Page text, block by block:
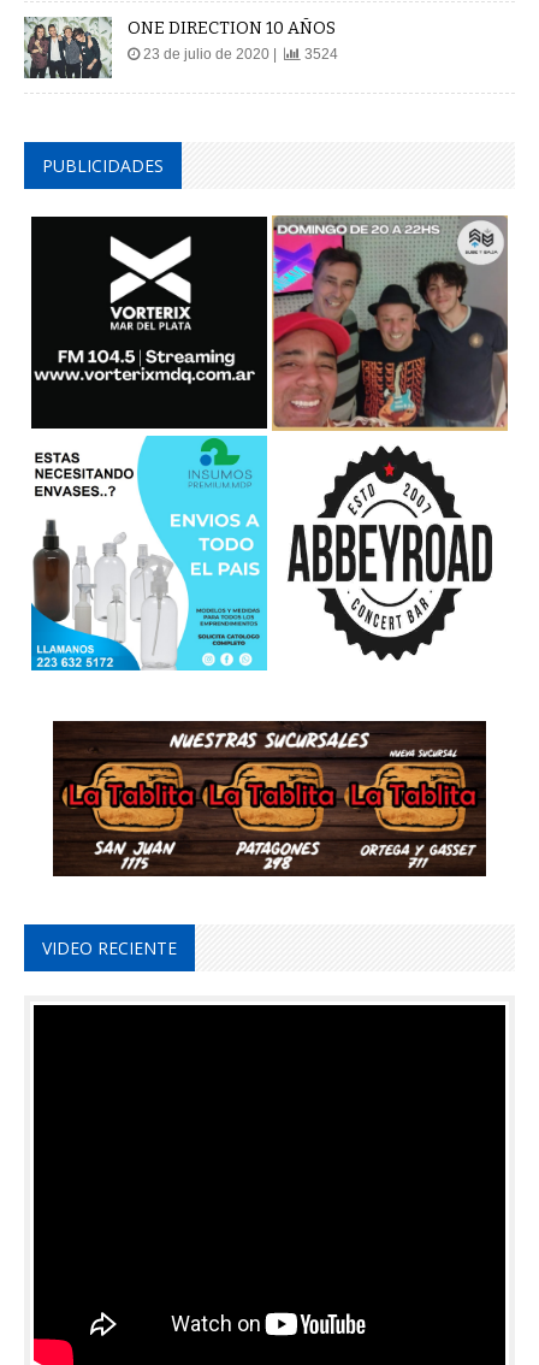
ONE DIRECTION 10 AÑOS
23 de julio de 2020 | 3524
PUBLICIDADES
VIDEO RECIENTE